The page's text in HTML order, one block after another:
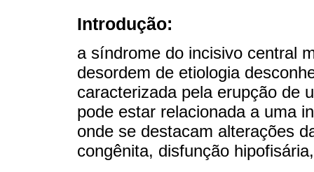
Introdução:
a síndrome do incisivo central
desordem de etiologia
caracterizada pela erupção de
pode estar relacionada a uma
onde se destacam alterações
congênita, disfunção